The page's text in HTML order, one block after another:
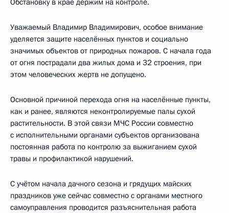
Уважаемый Владимир Владимирович, особое внимание
уделяется защите населённых пунктов и социально
значимых объектов от природных пожаров. С начала года
от огня пострадали два жилых дома и 32 строения, при
этом человеческих жертв не допущено.
Основной причиной перехода огня на населённые пункты,
как и ранее, являются неконтролируемые палы сухой
растительности. В этой связи МЧС России совместно
с исполнительными органами субъектов организована
постоянная работа по контролю за выжиганием сухой
травы и профилактикой нарушений.
С учётом начала дачного сезона и грядущих майских
праздников уже сейчас совместно с органами местного
самоуправления проводится разъяснительная работа